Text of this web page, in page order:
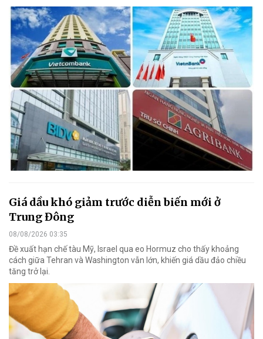
Giá dầu khó giảm trước diễn biến mới ở
Trung Đông
08/08/2026 03:35
Đề xuất hạn chế tàu Mỹ, Israel qua eo Hormuz cho thấy khoảng
cách giữa Tehran và Washington vẫn lớn, khiến giá dầu đảo chiều
tăng trở lại.